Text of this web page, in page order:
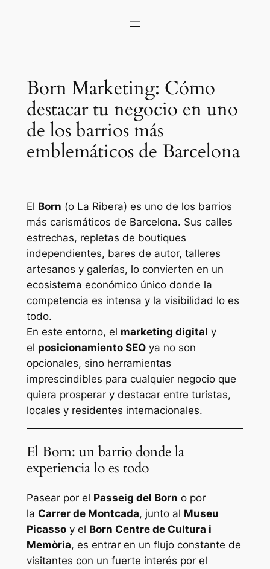
Born Marketing: Cómo
destacar tu negocio en uno
de los barrios más
emblemáticos de Barcelona
El Born (o La Ribera) es uno de los barrios
más carismáticos de Barcelona. Sus calles
estrechas, repletas de boutiques
independientes, bares de autor, talleres
artesanos y galerías, lo convierten en un
ecosistema económico único donde la
competencia es intensa y la visibilidad lo es
todo.
En este entorno, el marketing digital y
el posicionamiento SEOya no son
opcionales, sino herramientas
imprescindibles para cualquier negocio que
quiera prosperar y destacar entre turistas,
locales y residentes internacionales.
El Born: un barrio donde la
experiencia lo es todo
Pasear por el Passeig del Born o por
la Carrer de Montcada, junto al Museu
Picassoy el Born Centre de Cultura i
Memòria, es entrar en un flujo constante de
visitantes con un fuerte interés por el